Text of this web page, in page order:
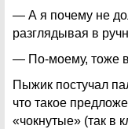
— А я почему не
разглядывая в
— По-моему, тоже
Пыжик постучал
что такое
«чокнутые» (так в